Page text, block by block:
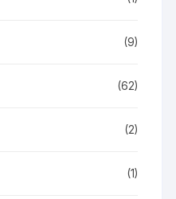
(9)
(62)
(2)
(1)